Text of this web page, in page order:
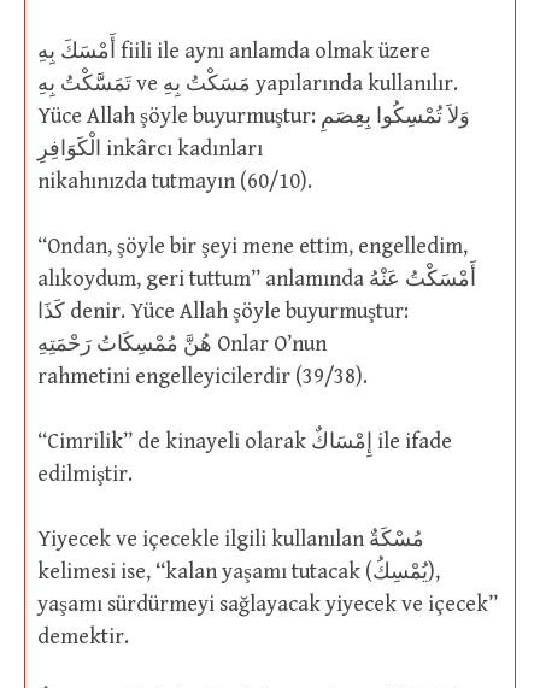
أَمْسَكَ بِهِ fiili ile aynı anlamda olmak üzere
تَمَسَّكْتُ بِهِ ve مَسَكْتُ بِهِ yapılarında kullanılır.
Yüce Allah şöyle buyurmuştur: وَلاَ تُمْسِكُوا بِعِصَمِ
الْكَوَافِرِ inkârcı kadınları
nikahınızda tutmayın (60/10).
“Ondan, şöyle bir şeyi mene ettim, engelledim,
alıkoydum, geri tuttum” anlamında أَمْسَكْتُ عَنْهُ
كَذَا denir. Yüce Allah şöyle buyurmuştur:
هُنَّ مُمْسِكَاتُ رَحْمَتِهِ Onlar O’nun
rahmetini engelleyicilerdir (39/38).
“Cimrilik” de kinayeli olarak إِمْسَاكٌ ile ifade
edilmiştir.
Yiyecek ve içecekle ilgili kullanılan مُسْكَةٌ
kelimesi ise, “kalan yaşamı tutacak (يُمْسِكُ),
yaşamı sürdürmeyi sağlayacak yiyecek ve içecek”
demektir.